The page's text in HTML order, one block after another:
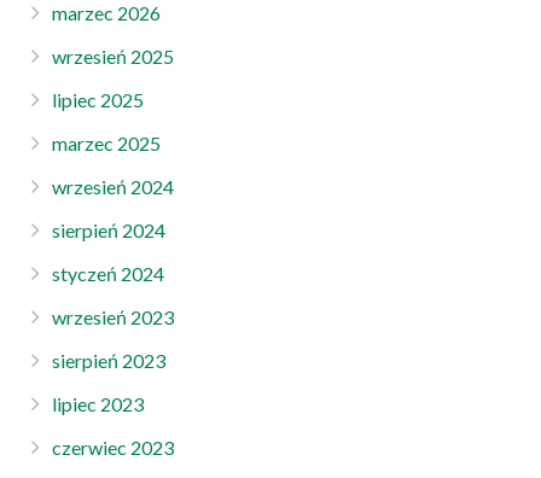
marzec 2026
wrzesień 2025
lipiec 2025
marzec 2025
wrzesień 2024
sierpień 2024
styczeń 2024
wrzesień 2023
sierpień 2023
lipiec 2023
czerwiec 2023